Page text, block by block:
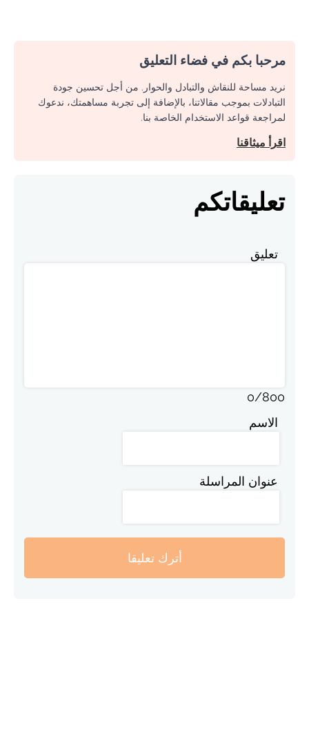
مرحبا بكم في فضاء التعليق
نريد مساحة للنقاش والتبادل والحوار. من أجل تحسين جودة
التبادلات بموجب مقالاتنا، بالإضافة إلى تجربة مساهمتك، ندعوك
لمراجعة قواعد الاستخدام الخاصة بنا.
اقرأ ميثاقنا
تعليقاتكم
تعليق
0/800
الاسم
عنوان المراسلة
أترك تعليقا